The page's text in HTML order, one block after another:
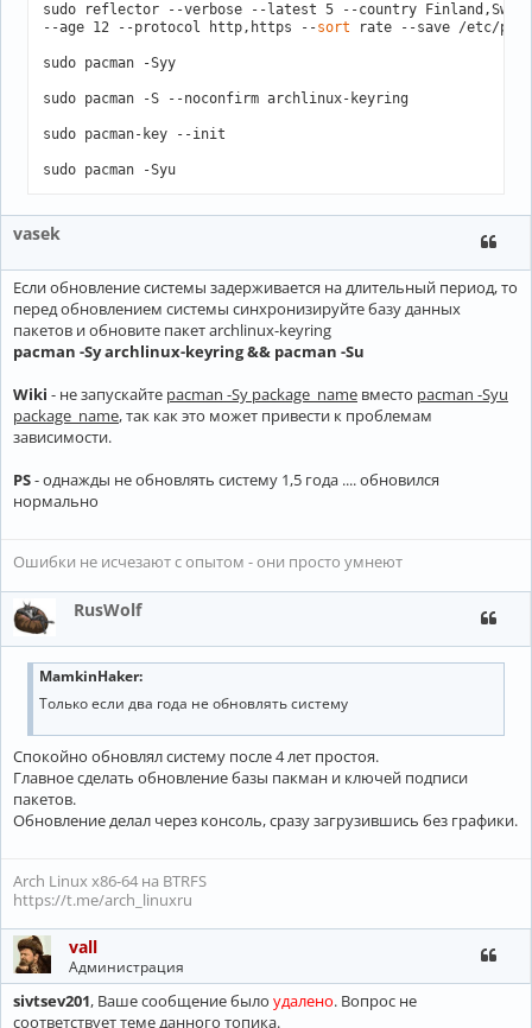
sudo reflector --verbose --latest 5 --country
--age 12 --protocol http,https --sort rate --save /etc/
sudo pacman -Syy
sudo pacman -S --noconfirm archlinux-keyring
sudo pacman-key --init
sudo pacman -Syu
vasek
Если обновление системы задерживается на длительный период, то
перед обновлением системы синхронизируйте базу данных
пакетов и обновите пакет archlinux-keyring
pacman -Sy archlinux-keyring && pacman -Su
Wiki - не запускайте pacman -Sy package_name вместо pacman -Syu
package_name, так как это может привести к проблемам
зависимости.
PS- однажды не обновлять систему 1,5 года .... обновился
нормально
Ошибки не исчезают с опытом - они просто умнеют
RusWolf
MamkinHaker:
Только если два года не обновлять систему
Спокойно обновлял систему после 4 лет простоя.
Главное сделать обновление базы пакман и ключей подписи
пакетов.
Обновление делал через консоль, сразу загрузившись без графики.
Arch Linux x86-64 на BTRFS
https://t.me/arch_linuxru
vall
Администрация
sivtsev201, Ваше сообщение было удалено. Вопрос не
соответствует теме данного топика.